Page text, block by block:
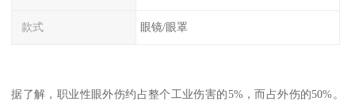
款式 眼镜/眼罩
据了解，职业性眼外伤约占整个工业伤害的5%，而占外伤的50%。